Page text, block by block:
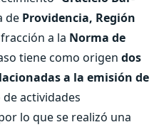
de Providencia, Región
a la Norma de
tiene como origen dos
a la emisión de
actividades
lo que se realizó una